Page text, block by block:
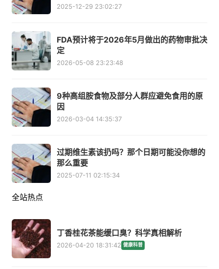
2025-12-29 23:02:27
FDA预计将于2026年5月做出的药物审批决
定
2026-05-08 23:23:48
9种高组胺食物及部分人群应避免食用的原
因
2026-03-04 14:35:37
过期维生素该扔吗？那个日期可能没你想的
那么重要
2025-07-11 02:15:34
全站热点
丁香桂花茶能缓口臭？科学真相解析
2026-04-20 18:31:42 健康科普